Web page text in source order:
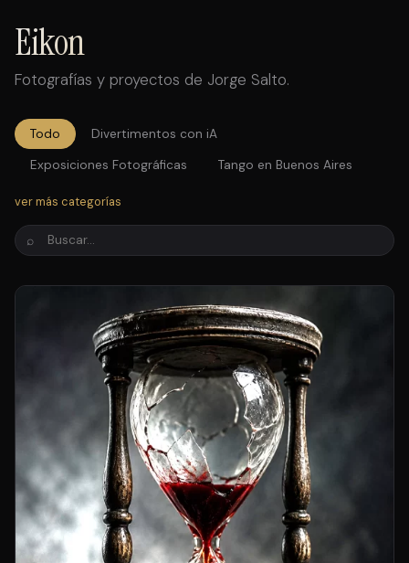
Eikon
Fotografías y proyectos de Jorge Salto.
Todo
Divertimentos con iA
Exposiciones Fotográficas
Tango en Buenos Aires
Tango en el Congreso
Paleta de pintores
Julio Bocca Fotos antiguas
ver más categorías